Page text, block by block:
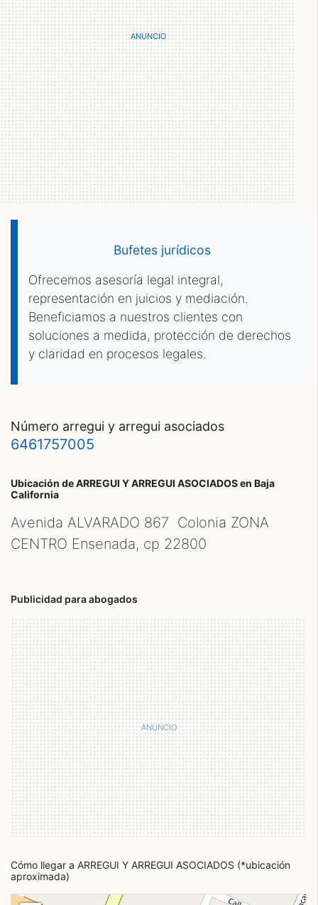
Bufetes jurídicos
Ofrecemos asesoría legal integral,
representación en juicios y mediación.
Beneficiamos a nuestros clientes con
soluciones a medida, protección de derechos
y claridad en procesos legales.
número arregui y arregui asociados
6461757005
Ubicación de ARREGUI Y ARREGUI ASOCIADOSen Baja
California
Avenida ALVARADO 867 Colonia ZONA
CENTRO Ensenada, cp 22800
Publicidad para abogados
Cómo llegar a ARREGUI Y ARREGUI ASOCIADOS (*ubicación
aproximada)